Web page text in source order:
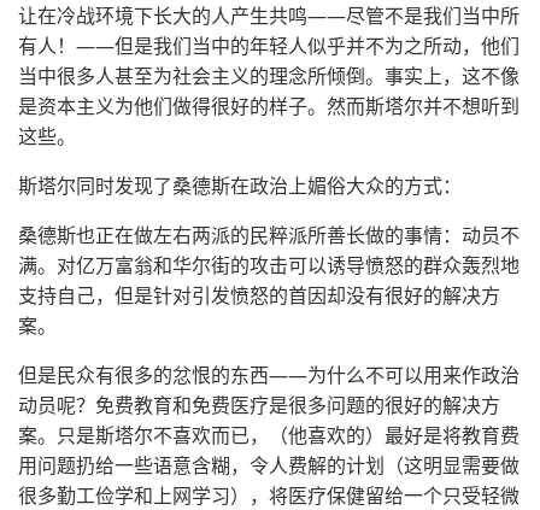
让在冷战环境下长大的人产生共鸣——尽管不是我们当中所
有人！——但是我们当中的年轻人似乎并不为之所动，他们
当中很多人甚至为社会主义的理念所倾倒。事实上，这不像
是资本主义为他们做得很好的样子。然而斯塔尔并不想听到
这些。
斯塔尔同时发现了桑德斯在政治上媚俗大众的方式：
桑德斯也正在做左右两派的民粹派所善长做的事情：动员不
满。对亿万富翁和华尔街的攻击可以诱导愤怒的群众轰烈地
支持自己，但是针对引发愤怒的首因却没有很好的解决方
案。
但是民众有很多的忿恨的东西——为什么不可以用来作政治
动员呢？免费教育和免费医疗是很多问题的很好的解决方
案。只是斯塔尔不喜欢而已，（他喜欢的）最好是将教育费
用问题扔给一些语意含糊，令人费解的计划（这明显需要做
很多勤工俭学和上网学习），将医疗保健留给一个只受轻微